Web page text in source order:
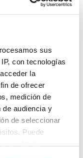
sus
con tecnologías
la
de ofrecer
medición de
de audiencia y
de seleccionar
Puede
como
aquí.
estás